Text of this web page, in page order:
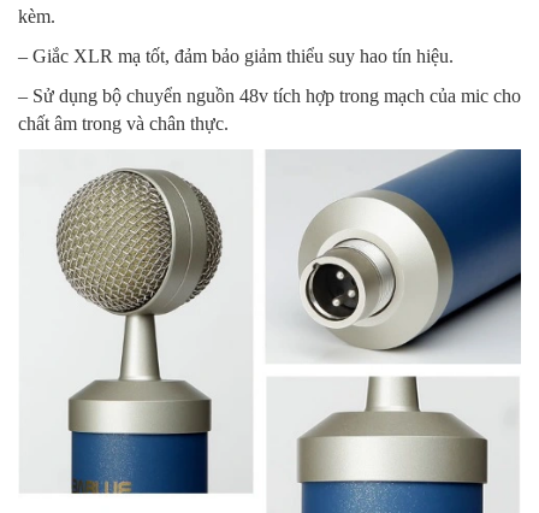
kèm.
– Giắc XLR mạ tốt, đảm bảo giảm thiểu suy hao tín hiệu.
– Sử dụng bộ chuyển nguồn 48v tích hợp trong mạch của mic cho
chất âm trong và chân thực.